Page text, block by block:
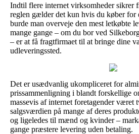
Indtil flere internet virksomheder sikrer
reglen gælder det kun hvis du køber for
burde man overveje den mest letkøbte
mange gange – om du bor ved
– er at få fragtfirmaet til at bringe dine
udleveringssted.
Det er usædvanlig ukompliceret for
prissammenligning i blandt forskellige
massevis af internet foretagender været
salgsværdien på mange af deres
og ligeledes til mænd og kvinder –
gange præstere levering uden betaling.